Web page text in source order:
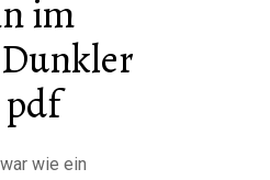
im
wie ein